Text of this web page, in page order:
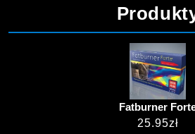
Fatburner
25.95zł